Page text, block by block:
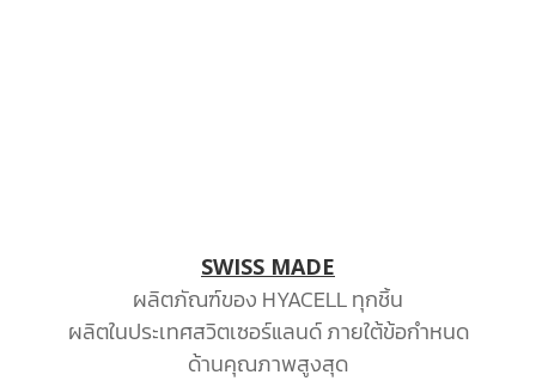
SWISS MADE
ผลิตภัณฑ์ของ HYACELL ทุกชิ้น
ผลิตในประเทศสวิตเซอร์แลนด์ ภายใต้ข้อกำหนด
ด้านคุณภาพสูงสุด